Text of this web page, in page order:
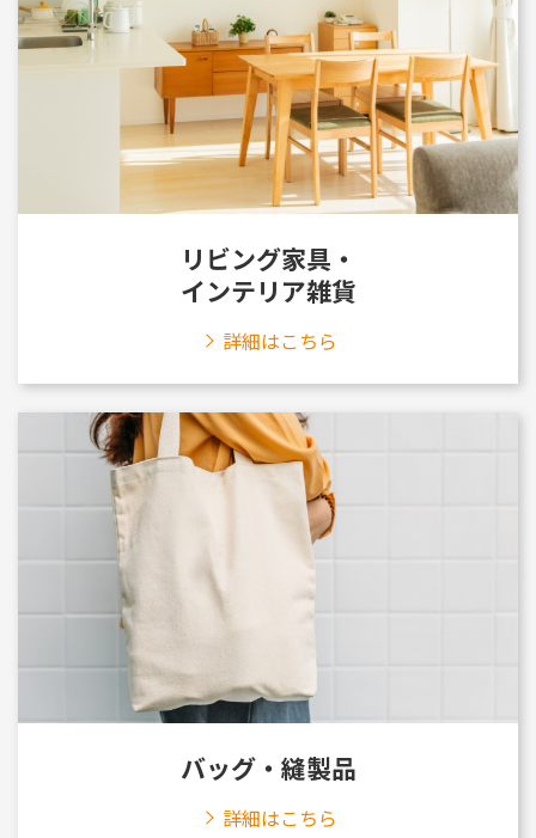
リビング家具・
インテリア雑貨
詳細はこちら
バッグ・縫製品
詳細はこちら